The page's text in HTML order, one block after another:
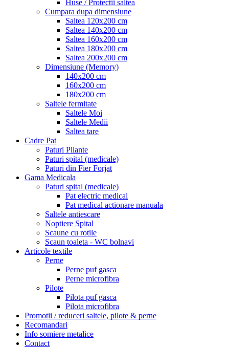
Huse / Protectii saltea
Cumpara dupa dimensiune
Saltea 120x200 cm
Saltea 140x200 cm
Saltea 160x200 cm
Saltea 180x200 cm
Saltea 200x200 cm
Dimensiune (Memory)
140x200 cm
160x200 cm
180x200 cm
Saltele fermitate
Saltele Moi
Saltele Medii
Saltea tare
Cadre Pat
Paturi Pliante
Paturi spital (medicale)
Paturi din Fier Forjat
Gama Medicala
Paturi spital (medicale)
Pat electric medical
Pat medical actionare manuala
Saltele antiescare
Noptiere Spital
Scaune cu rotile
Scaun toaleta - WC bolnavi
Articole textile
Perne
Perne puf gasca
Perne microfibra
Pilote
Pilota puf gasca
Pilota microfibra
Promotii / reduceri saltele, pilote & perne
Recomandari
Info somiere metalice
Contact